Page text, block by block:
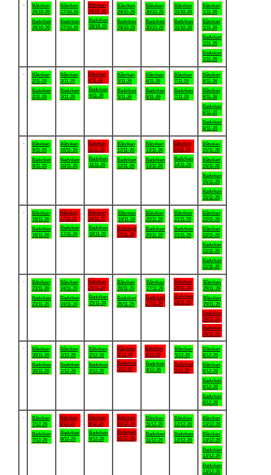
Båtviken
26/10-26
Badviken
26/10-26
Båtviken
27/10-26
Badviken
27/10-26
Båtviken
28/10-26
Badviken
28/10-26
Båtviken
29/10-26
Badviken
29/10-26
Båtviken
30/10-26
Badviken
30/10-26
Båtviken
31/10-26
Badviken
31/10-26
Båtviken
1/11-26
Båtviken
1/11-26
Badviken
1/11-26
Badviken
1/11-26
Båtviken
2/11-26
Badviken
2/11-26
Båtviken
3/11-26
Badviken
3/11-26
Båtviken
4/11-26
Badviken
4/11-26
Båtviken
5/11-26
Badviken
5/11-26
Båtviken
6/11-26
Badviken
6/11-26
Båtviken
7/11-26
Badviken
7/11-26
Båtviken
8/11-26
Båtviken
8/11-26
Badviken
8/11-26
Badviken
8/11-26
Båtviken
9/11-26
Badviken
9/11-26
Båtviken
10/11-26
Badviken
10/11-26
Båtviken
11/11-26
Badviken
11/11-26
Båtviken
12/11-26
Badviken
12/11-26
Båtviken
13/11-26
Badviken
13/11-26
Båtviken
14/11-26
Badviken
14/11-26
Båtviken
15/11-26
Båtviken
15/11-26
Badviken
15/11-26
Badviken
15/11-26
Båtviken
16/11-26
Badviken
16/11-26
Båtviken
17/11-26
Badviken
17/11-26
Båtviken
18/11-26
Badviken
18/11-26
Båtviken
19/11-26
Badviken
19/11-26
Båtviken
20/11-26
Badviken
20/11-26
Båtviken
21/11-26
Badviken
21/11-26
Båtviken
22/11-26
Båtviken
22/11-26
Badviken
22/11-26
Badviken
22/11-26
Båtviken
23/11-26
Badviken
23/11-26
Båtviken
24/11-26
Badviken
24/11-26
Båtviken
25/11-26
Badviken
25/11-26
Båtviken
26/11-26
Badviken
26/11-26
Båtviken
27/11-26
Badviken
27/11-26
Båtviken
28/11-26
Badviken
28/11-26
Båtviken
29/11-26
Båtviken
29/11-26
Badviken
29/11-26
Badviken
29/11-26
Båtviken
30/11-26
Badviken
30/11-26
Båtviken
1/12-26
Badviken
1/12-26
Båtviken
2/12-26
Badviken
2/12-26
Båtviken
3/12-26
Badviken
3/12-26
Båtviken
4/12-26
Badviken
4/12-26
Båtviken
5/12-26
Badviken
5/12-26
Båtviken
6/12-26
Båtviken
6/12-26
Badviken
6/12-26
Badviken
6/12-26
Båtviken
7/12-26
Badviken
7/12-26
Båtviken
8/12-26
Badviken
8/12-26
Båtviken
9/12-26
Badviken
9/12-26
Båtviken
10/12-26
Badviken
10/12-26
Båtviken
11/12-26
Badviken
11/12-26
Båtviken
12/12-26
Badviken
12/12-26
Båtviken
13/12-26
Båtviken
13/12-26
Badviken
13/12-26
Badviken
13/12-26